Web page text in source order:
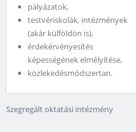
pályázatok,
testvériskolák, intézmények
(akár külföldön is),
érdekérvényesítés
képességének elmélyítése,
közlekedésmódszertan.
Szegregált oktatási intézmény